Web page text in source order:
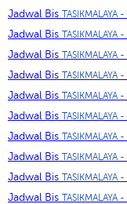
Jadwal Bis TASIKMALAYA
Jadwal Bis TASIKMALAYA
Jadwal Bis TASIKMALAYA
Jadwal Bis TASIKMALAYA
Jadwal Bis TASIKMALAYA
Jadwal Bis TASIKMALAYA
Jadwal Bis TASIKMALAYA -
Jadwal Bis TASIKMALAYA
Jadwal Bis TASIKMALAYA -
Jadwal Bis TASIKMALAYA